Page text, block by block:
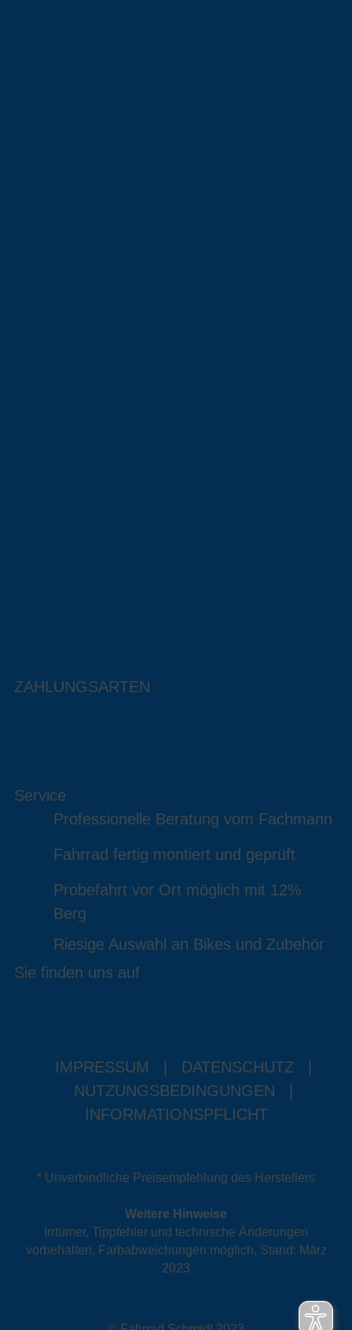
ZAHLUNGSARTEN
Service
Professionelle Beratung vom Fachmann
Fahrrad fertig montiert und geprüft
Probefahrt vor Ort möglich mit 12%
Berg
Riesige Auswahl an Bikes und Zubehör
Sie finden uns auf
IMPRESSUM DATENSCHUTZ
NUTZUNGSBEDINGUNGEN
INFORMATIONSPFLICHT
* Unverbindliche Preisempfehlung des Herstellers
Weitere Hinweise
Irrtümer, Tippfehler und technische Änderungen
vorbehalten. Farbabweichungen möglich. Stand: März
2023